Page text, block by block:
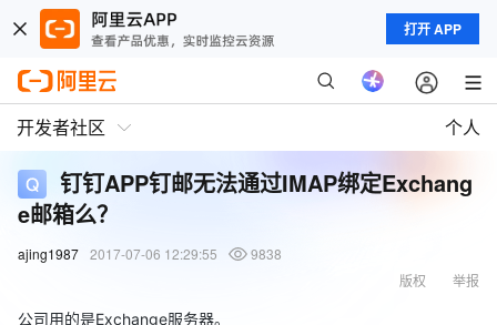
打开 APP
开发者社区 个人
钉钉APP钉邮无法通过IMAP绑定Exchang
e邮箱么？
ajing1987 2017-07-06 12:29:55
9838
举报
版权
公司用的是Exchange服务器。